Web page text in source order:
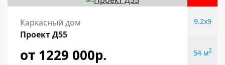
Каркасный дом
Проект Д55
от 1229 000р.
9.2x9
54 м2